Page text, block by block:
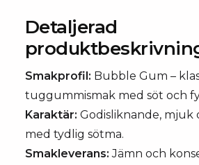
Detaljerad
Smakprofil: Bubble Gum –
tuggummismak med söt och
Karaktär: Godisliknande, mjuk
med tydlig sötma.
Smakleverans: Jämn och